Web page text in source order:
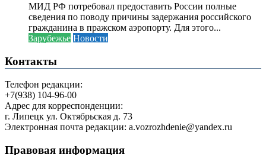
МИД РФ потребовал предоставить России полные
сведения по поводу причины задержания российского
гражданина в пражском аэропорту. Для этого...
Зарубежье Новости
Контакты
Телефон редакции:
+7(938) 104-96-00
Адрес для корреспонденции:
г. Липецк ул. Октябрьская д. 73
Электронная почта редакции: a.vozrozhdenie@yandex.ru
Правовая информация